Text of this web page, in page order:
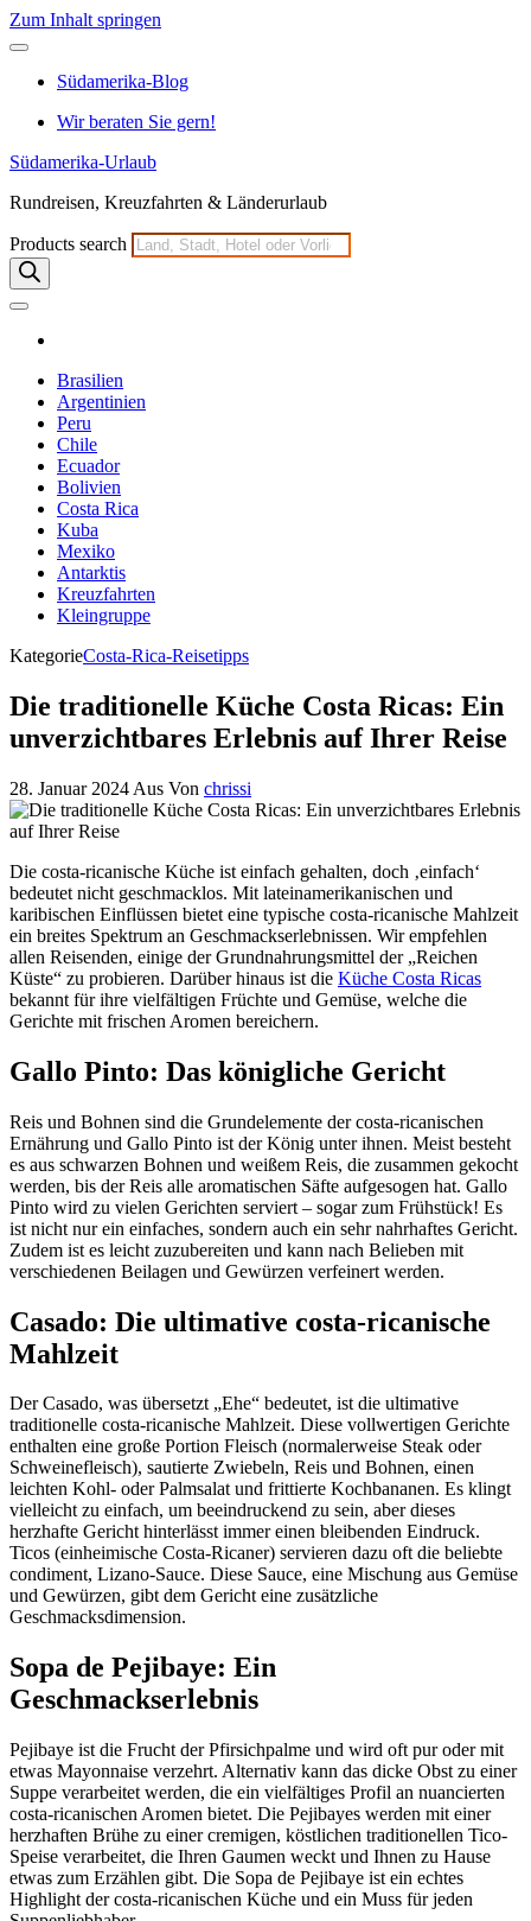
Zum Inhalt springen
Südamerika-Blog
Wir beraten Sie gern!
Südamerika-Urlaub
Rundreisen, Kreuzfahrten & Länderurlaub
Products search
Brasilien
Argentinien
Peru
Chile
Ecuador
Bolivien
Costa Rica
Kuba
Mexiko
Antarktis
Kreuzfahrten
Kleingruppe
KategorieCosta-Rica-Reisetipps
Die traditionelle Küche Costa Ricas: Ein
unverzichtbares Erlebnis auf Ihrer Reise
28. Januar 2024 Aus Von chrissi
Die costa-ricanische Küche ist einfach gehalten, doch ‚einfach‘
bedeutet nicht geschmacklos. Mit lateinamerikanischen und
karibischen Einflüssen bietet eine typische costa-ricanische Mahlzeit
ein breites Spektrum an Geschmackserlebnissen. Wir empfehlen
allen Reisenden, einige der Grundnahrungsmittel der „Reichen
Küste“ zu probieren. Darüber hinaus ist die Küche Costa Ricas
bekannt für ihre vielfältigen Früchte und Gemüse, welche die
Gerichte mit frischen Aromen bereichern.
Gallo Pinto: Das königliche Gericht
Reis und Bohnen sind die Grundelemente der costa-ricanischen
Ernährung und Gallo Pinto ist der König unter ihnen. Meist besteht
es aus schwarzen Bohnen und weißem Reis, die zusammen gekocht
werden, bis der Reis alle aromatischen Säfte aufgesogen hat. Gallo
Pinto wird zu vielen Gerichten serviert – sogar zum Frühstück! Es
ist nicht nur ein einfaches, sondern auch ein sehr nahrhaftes Gericht.
Zudem ist es leicht zuzubereiten und kann nach Belieben mit
verschiedenen Beilagen und Gewürzen verfeinert werden.
Casado: Die ultimative costa-ricanische
Mahlzeit
Der Casado, was übersetzt „Ehe“ bedeutet, ist die ultimative
traditionelle costa-ricanische Mahlzeit. Diese vollwertigen Gerichte
enthalten eine große Portion Fleisch (normalerweise Steak oder
Schweinefleisch), sautierte Zwiebeln, Reis und Bohnen, einen
leichten Kohl- oder Palmsalat und frittierte Kochbananen. Es klingt
vielleicht zu einfach, um beeindruckend zu sein, aber dieses
herzhafte Gericht hinterlässt immer einen bleibenden Eindruck.
Ticos (einheimische Costa-Ricaner) servieren dazu oft die beliebte
condiment, Lizano-Sauce. Diese Sauce, eine Mischung aus Gemüse
und Gewürzen, gibt dem Gericht eine zusätzliche
Geschmacksdimension.
Sopa de Pejibaye: Ein
Geschmackserlebnis
Pejibaye ist die Frucht der Pfirsichpalme und wird oft pur oder mit
etwas Mayonnaise verzehrt. Alternativ kann das dicke Obst zu einer
Suppe verarbeitet werden, die ein vielfältiges Profil an nuancierten
costa-ricanischen Aromen bietet. Die Pejibayes werden mit einer
herzhaften Brühe zu einer cremigen, köstlichen traditionellen Tico-
Speise verarbeitet, die Ihren Gaumen weckt und Ihnen zu Hause
etwas zum Erzählen gibt. Die Sopa de Pejibaye ist ein echtes
Highlight der costa-ricanischen Küche und ein Muss für jeden